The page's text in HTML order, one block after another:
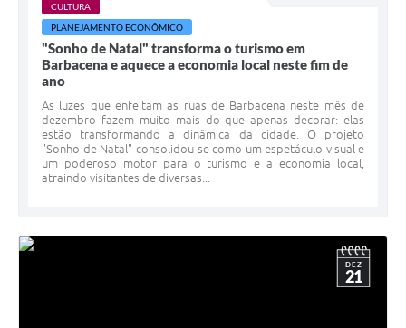
CULTURA
PLANEJAMENTO ECONÔMICO
"Sonho de Natal" transforma o turismo em
Barbacena e aquece a economia local neste fim de
ano
As luzes que enfeitam as ruas de Barbacena neste mês de
dezembro fazem muito mais do que apenas decorar: elas
estão transformando a dinâmica da cidade. O projeto
"Sonho de Natal" consolidou-se como um espetáculo visual e
um poderoso motor para o turismo e a economia local,
atraindo visitantes de diversas...
DEZ
21